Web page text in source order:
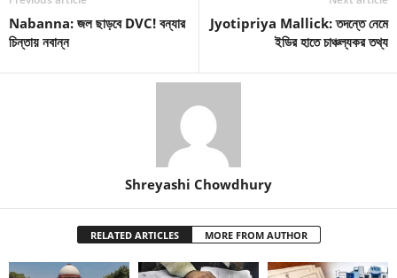
Nabanna: জল ছাড়বে DVC! বন্যার
চিন্তায় নবান্ন
Jyotipriya Mallick: তদন্তে নেমে
ইডির হাতে চাঞ্চল্যকর তথ্য
Shreyashi Chowdhury
RELATED ARTICLES MORE FROM AUTHOR